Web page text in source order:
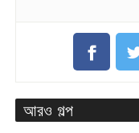
আরও গল্প